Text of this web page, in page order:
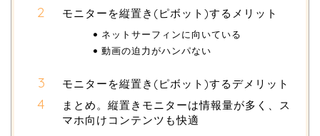
モニターを縦置き(ピボット)するメリット
ネットサーフィンに向いている
動画の迫力がハンパない
モニターを縦置き(ピボット)するデメリット
まとめ。縦置きモニターは情報量が多く、ス
マホ向けコンテンツも快適